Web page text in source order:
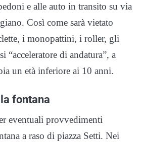
e alle auto in transito su via
Così come sarà vietato
i monopattini, i roller, gli
“acceleratore di andatura”, a
un età inferiore ai 10 anni.
fontana
eventuali provvedimenti
a raso di piazza Setti. Nei